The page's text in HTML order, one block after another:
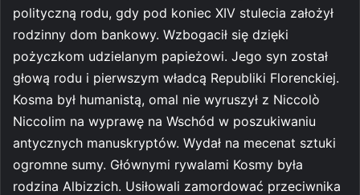
polityczną rodu, gdy pod koniec XIV stulecia założył
rodzinny dom bankowy. Wzbogacił się dzięki
pożyczkom udzielanym papieżowi. Jego syn został
głową rodu i pierwszym władcą Republiki Florenckiej.
Kosma był humanistą, omal nie wyruszył z Niccolò
Niccolim na wyprawę na Wschód w poszukiwaniu
antycznych manuskryptów. Wydał na mecenat sztuki
ogromne sumy. Głównymi rywalami Kosmy była
rodzina Albizzich. Usiłowali zamordować przeciwnika